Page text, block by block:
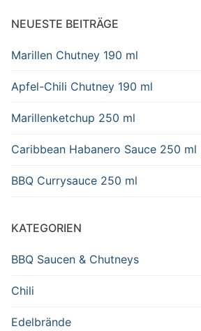
NEUESTE BEITRÄGE
Marillen Chutney 190 ml
Apfel-Chili Chutney 190 ml
Marillenketchup 250 ml
Caribbean Habanero Sauce 250 ml
BBQ Currysauce 250 ml
KATEGORIEN
BBQ Saucen & Chutneys
Chili
Edelbrände